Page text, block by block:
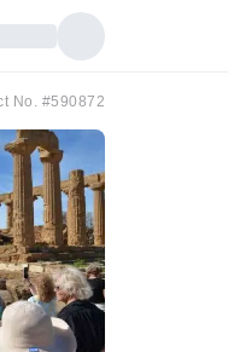
No. #590872